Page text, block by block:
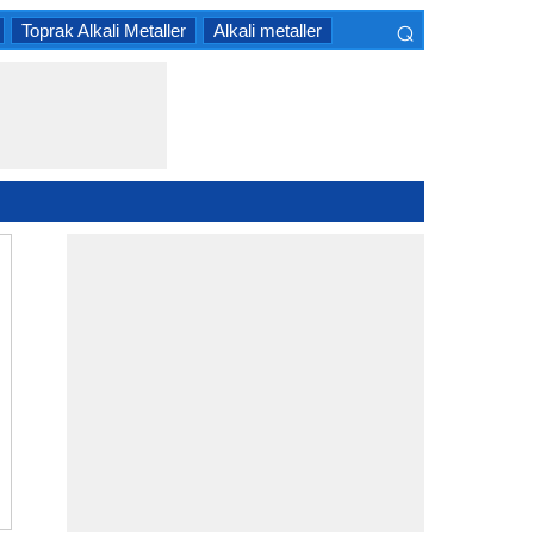
Toprak Alkali Metaller Alkali metaller ⌕